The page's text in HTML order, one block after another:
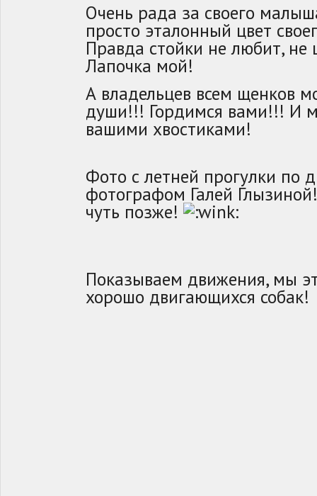
Очень рада за своего
просто эталонный цвет
Правда стойки не любит, не
Лапочка мой!
А владельцев всем щенков
души!!! Гордимся вами!!! И
вашими хвостиками!
Фото с летней прогулки по
фотографом Галей
чуть позже!
Показываем движения, мы
хорошо двигающихся собак!